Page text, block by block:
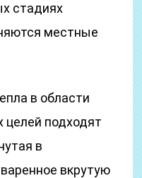
стадиях
местные
в области
целей подходят
в
вкрутую